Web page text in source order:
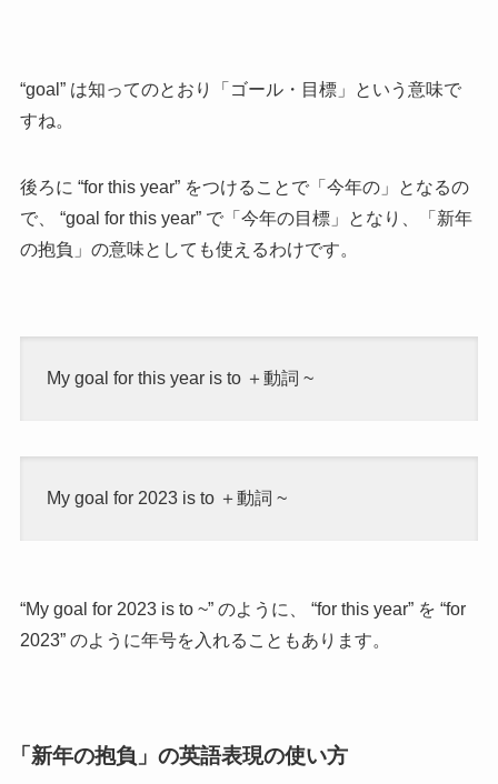
“goal” は知ってのとおり「ゴール・目標」という意味で
すね。
後ろに “for this year” をつけることで「今年の」となるの
で、 “goal for this year” で「今年の目標」となり、「新年
の抱負」の意味としても使えるわけです。
My goal for this year is to ＋動詞 ~
My goal for 2023 is to ＋動詞 ~
“My goal for 2023 is to ~” のように、 “for this year” を “for
2023” のように年号を入れることもあります。
「新年の抱負」の英語表現の使い方